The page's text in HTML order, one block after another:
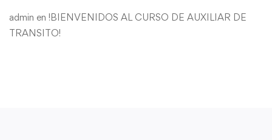
admin en !BIENVENIDOS AL CURSO DE AUXILIAR DE
TRANSITO!